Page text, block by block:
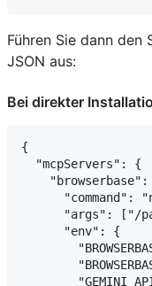
Führen Sie dann den
JSON aus:
Bei direkter
{
  "mcpServers": {
"browserbase":
"command":
"args": ["/
      "env": {